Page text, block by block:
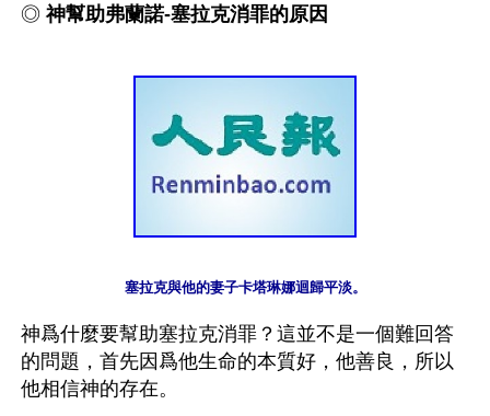
◎ 神幫助弗蘭諾-塞拉克消罪的原因
塞拉克與他的妻子卡塔琳娜迴歸平淡。
神爲什麼要幫助塞拉克消罪？這並不是一個難回答
的問題，首先因爲他生命的本質好，他善良，所以
他相信神的存在。